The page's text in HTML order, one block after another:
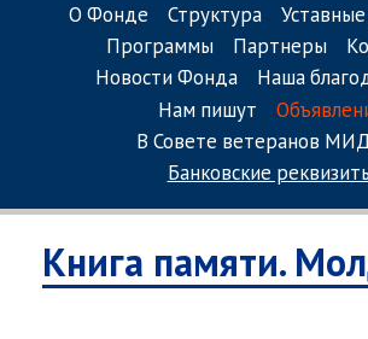
О Фонде Структура
Программы
Партнеры
Новости Фонда
Наша
Нам пишут
В Совете ветеранов
Банковские
Книга памяти.